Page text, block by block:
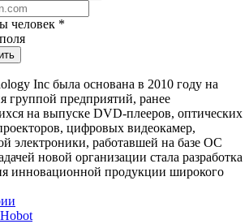
человек *
Inc была основана в 2010 году на
группой предприятий, ранее
на выпуске DVD-плееров, оптических
цифровых видеокамер,
электроники, работавшей на базе ОС
новой организации стала разработка
инновационной продукции широкого